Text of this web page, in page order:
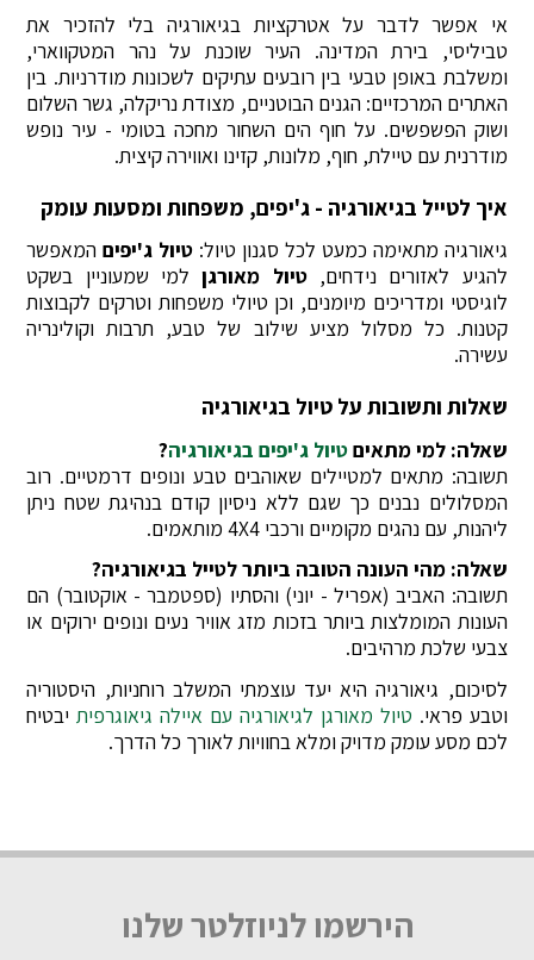
אי אפשר לדבר על אטרקציות בגיאורגיה בלי להזכיר את
טביליסי, בירת המדינה. העיר שוכנת על נהר המטקווארי,
ומשלבת באופן טבעי בין רובעים עתיקים לשכונות מודרניות. בין
האתרים המרכזיים: הגנים הבוטניים, מצודת נריקלה, גשר השלום
ושוק הפשפשים. על חוף הים השחור מחכה בטומי - עיר נופש
מודרנית עם טיילת, חוף, מלונות, קזינו ואווירה קיצית.
איך לטייל בגיאורגיה - ג'יפים, משפחות ומסעות עומק
גיאורגיה מתאימה כמעט לכל סגנון טיול: טיול ג'יפיםהמאפשר
להגיע לאזורים נידחים,טיול מאורגןלמי שמעוניין בשקט
לוגיסטי ומדריכים מיומנים, וכן טיולי משפחות וטרקים לקבוצות
קטנות. כל מסלול מציע שילוב של טבע, תרבות וקולינריה
עשירה.
שאלות ותשובות על טיול בגיאורגיה
שאלה: למי מתאיםטיול ג'יפים בגיאורגיה?
תשובה: מתאים למטיילים שאוהבים טבע ונופים דרמטיים. רוב
המסלולים נבנים כך שגם ללא ניסיון קודם בנהיגת שטח ניתן
ליהנות, עם נהגים מקומיים ורכבי 4X4 מותאמים.
שאלה: מהי העונה הטובה ביותר לטייל בגיאורגיה?
תשובה: האביב (אפריל - יוני) והסתיו (ספטמבר - אוקטובר) הם
העונות המומלצות ביותר בזכות מזג אוויר נעים ונופים ירוקים או
צבעי שלכת מרהיבים.
לסיכום, גיאורגיה היא יעד עוצמתי המשלב רוחניות, היסטוריה
וטבע פראי. טיול מאורגן לגיאורגיה עם איילה גיאוגרפיתיבטיח
לכם מסע עומק מדויק ומלא בחוויות לאורך כל הדרך.
הירשמו לניוזלטר שלנו